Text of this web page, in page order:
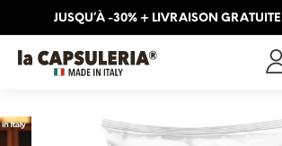
JUSQU’À -30% + LIVRAISON GRATUITE